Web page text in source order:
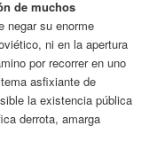
de muchos
negar su enorme
ni en la apertura
por recorrer en uno
asfixiante de
la existencia pública
derrota, amarga